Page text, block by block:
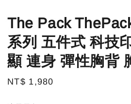
The Pack
系列 五件式 科技
顯 連身 彈性胸背
Regular
NT$ 1,980